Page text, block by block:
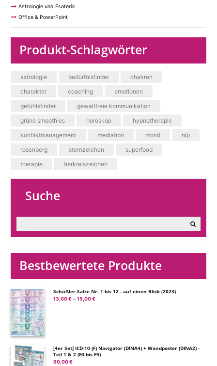
Astrologie und Esoterik
Office & PowerPoint
Produkt-Schlagwörter
astrologie bedürfnisfinder
chakren
charakter
coaching
emotionen
gefühlsfinder
gewaltfreie kommunikation
grüne smoothies
horoskop
hypnotherapie
konfliktmanagement
mediation mond
nlp
rosenberg
sternzeichen
superfood
therapie
tierkreiszeichen
Suche
Bestbewertete Produkte
Schüßler-Salze Nr. 1 bis 12 - auf einen Blick (2023)
13,00€ – 15,00€Preisspanne:
[4er Set] ICD-10 (F) Navigator (DINA4) + Wandposter (DINA2) -
Teil 1 & 2 (F0 bis F9)
60,00€